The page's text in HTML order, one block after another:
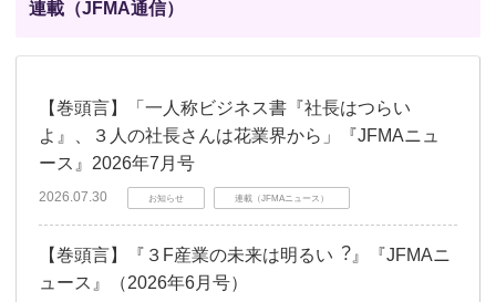
連載（JFMA通信）
【巻頭言】「一人称ビジネス書『社長はつらい
よ』、３人の社長さんは花業界から」『JFMAニュ
ース』2026年7月号
2026.07.30 お知らせ 連載（JFMAニュース）
【巻頭言】『３F産業の未来は明るい︖』『JFMAニ
ュース』（2026年6月号）